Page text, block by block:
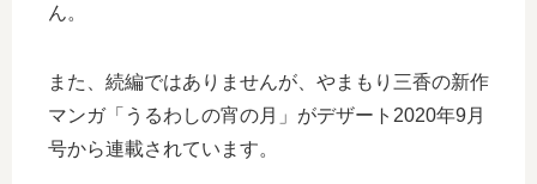
ん。
また、続編ではありませんが、やまもり三香の新作
マンガ「うるわしの宵の月」がデザート2020年9月
号から連載されています。